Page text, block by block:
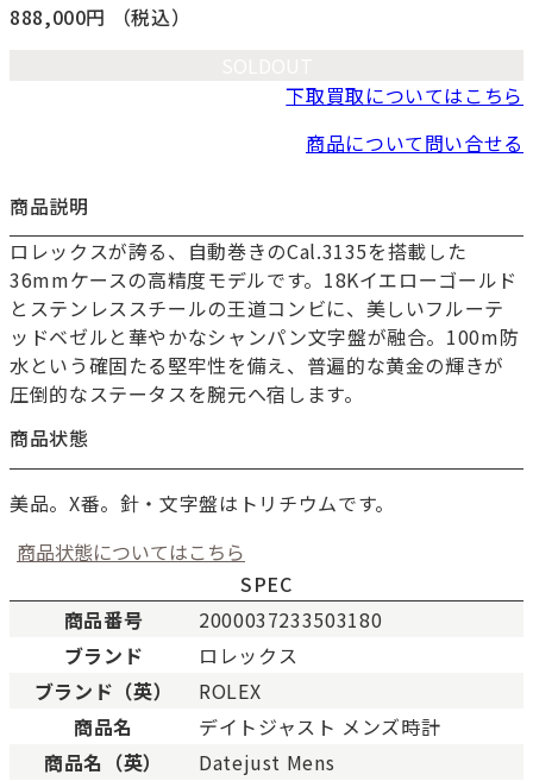
888,000円
（税込）
下取買取についてはこちら
商品について問い合せる
商品説明
ロレックスが誇る、自動巻きのCal.3135を搭載した
36mmケースの高精度モデルです。18Kイエローゴールド
とステンレススチールの王道コンビに、美しいフルーテ
ッドベゼルと華やかなシャンパン文字盤が融合。100m防
水という確固たる堅牢性を備え、普遍的な黄金の輝きが
圧倒的なステータスを腕元へ宿します。
商品状態
美品。X番。針・文字盤はトリチウムです。
商品状態についてはこちら
未使用
SAランク 未使用同様品。数回使用し
Aランク 僅かな傷、汚れはありま
SPEC
商品番号
2000037233503180
ブランド
ロレックス
ブランド（英）
ROLEX
商品名
デイトジャスト メンズ時計
商品名（英）
Datejust Mens